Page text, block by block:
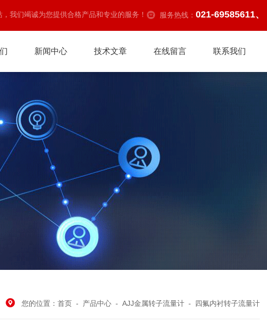
我们竭诚为您提供合格产品和专业的服务！ 服务热线： 021-69585611、
新闻中心 技术文章 在线留言 联系我们
您的位置： 首页 - 产品中心 - AJJ金属转子流量计 - 四氟内衬转子流量计